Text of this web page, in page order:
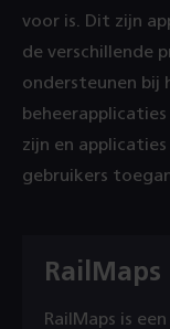
voor is. Dit zijn
de verschillende
ondersteunen bij
zijn en
gebruikers
RailMaps
RailMaps is